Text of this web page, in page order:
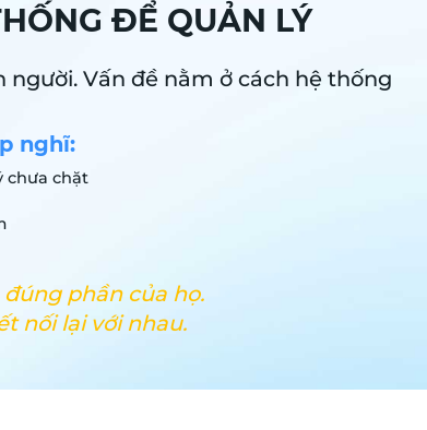
ĐỂ QUẢN LÝ
người. Vấn đề nằm ở cách hệ thống
nghĩ:
chưa chặt
phần của họ.
nối lại với nhau.